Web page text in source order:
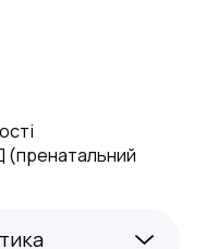
(пренатальний